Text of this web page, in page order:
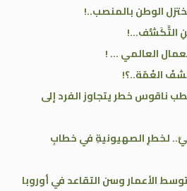
الوطن بالمنصب..!
التَّكَشُّف…!
العالمي … !
الغُمّة..؟!
ناقوس خطر يتجاوز الفرد إلى
لخطرِ الصهيونيةِ في خطابِ
الأعمار وسن التقاعد في أوروبا